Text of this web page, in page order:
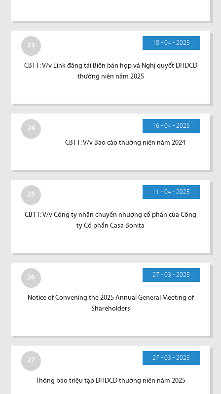
23 18 - 04 - 2025
CBTT: V/v Link đăng tải Biên bản họp và Nghị quyết ĐHĐCĐ
thường niên năm 2025
24 16 - 04 - 2025
CBTT: V/v Báo cáo thường niên năm 2024
25 11 - 04 - 2025
CBTT: V/v Công ty nhận chuyển nhượng cổ phần của Công
ty Cổ phần Casa Bonita
26 27 - 03 - 2025
Notice of Convening the 2025 Annual General Meeting of
Shareholders
27 27 - 03 - 2025
Thông báo triệu tập ĐHĐCĐ thường niên năm 2025